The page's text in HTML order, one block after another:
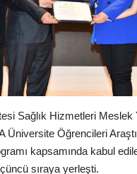
Sağlık Hizmetleri
Üniversite Öğrencileri
kapsamında kabul
sıraya yerleşti.